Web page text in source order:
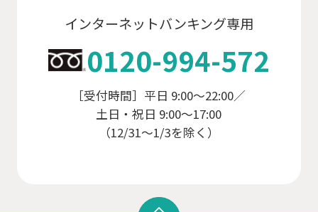
インターネットバンキング専用
0120-994-572
［受付時間］平日 9:00～22:00／
土日・祝日 9:00～17:00
（12/31～1/3を除く）